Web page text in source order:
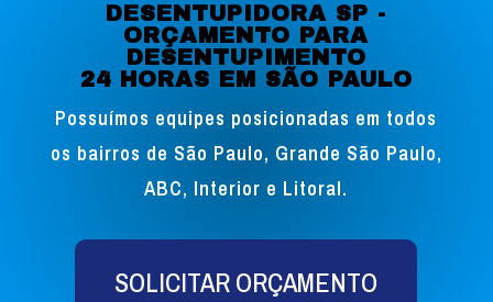
DESENTUPIDORA SP -
ORÇAMENTO PARA
DESENTUPIMENTO
24 HORAS EM SÃO PAULO
Possuímos equipes posicionadas em todos
os bairros de São Paulo, Grande São Paulo,
ABC, Interior e Litoral.
SOLICITAR ORÇAMENTO